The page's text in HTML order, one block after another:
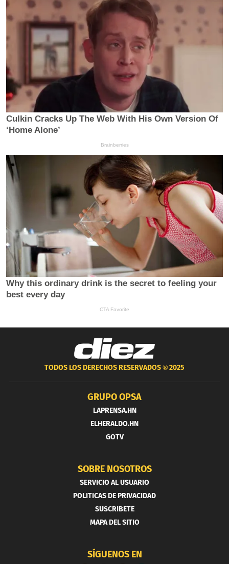
TODOS LOS DERECHOS RESERVADOS ®2025
GRUPO OPSA
LAPRENSA.HN
ELHERALDO.HN
GOTV
SOBRE NOSOTROS
SERVICIO AL USUARIO
POLITICAS DE PRIVACIDAD
SUSCRIBETE
MAPA DEL SITIO
SÍGUENOS EN